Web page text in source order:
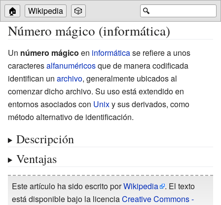
🔍
🏠 Wikipedia 🎲
Número mágico (informática)
Un número mágico en informáticase refiere a unos
caracteresalfanuméricosque de manera codificada
identifican un archivo, generalmente ubicados al
comenzar dicho archivo. Su uso está extendido en
entornos asociados con Unixy sus derivados, como
método alternativo de identificación.
Descripción
Ventajas
Este artículo ha sido escrito porWikipedia
. El texto
está disponible bajo la licenciaCreative Commons -